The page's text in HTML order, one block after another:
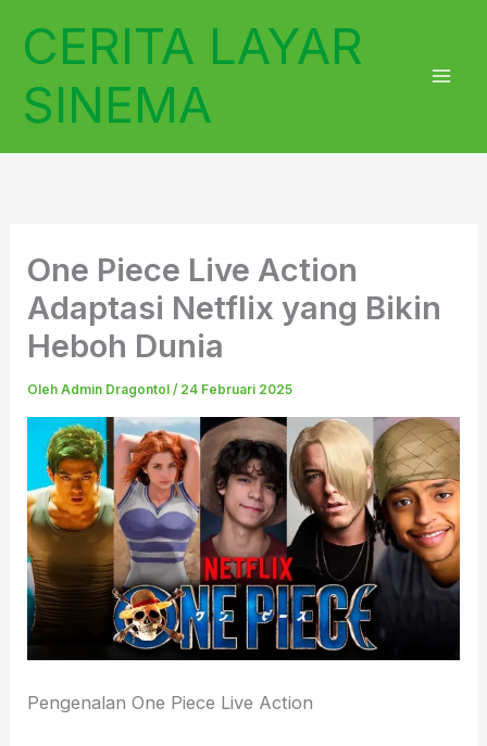
CERITA LAYAR
SINEMA
One Piece Live Action
Adaptasi Netflix yang Bikin
Heboh Dunia
OlehAdmin Dragontol/ 24 Februari 2025
Pengenalan One Piece Live Action